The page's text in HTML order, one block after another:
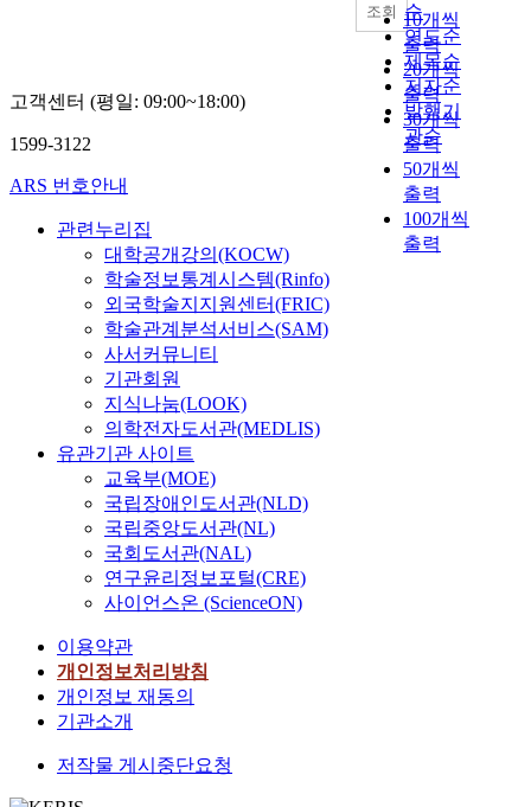
순
연도순
제목순
저자순
발행기
관순
10개씩
출력
20개씩
출력
30개씩
출력
50개씩
출력
100개씩
출력
조회
고객센터 (평일: 09:00~18:00)
1599-3122
ARS 번호안내
관련누리집
대학공개강의(KOCW)
학술정보통계시스템(Rinfo)
외국학술지지원센터(FRIC)
학술관계분석서비스(SAM)
사서커뮤니티
기관회원
지식나눔(LOOK)
의학전자도서관(MEDLIS)
유관기관 사이트
교육부(MOE)
국립장애인도서관(NLD)
국립중앙도서관(NL)
국회도서관(NAL)
연구윤리정보포털(CRE)
사이언스온 (ScienceON)
이용약관
개인정보처리방침
개인정보 재동의
기관소개
저작물 게시중단요청